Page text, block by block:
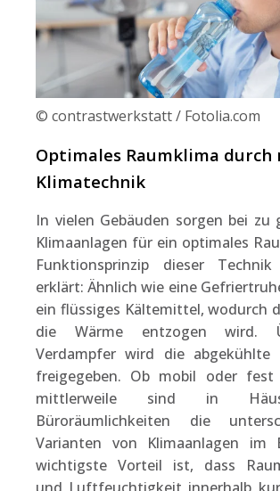
© contrastwerkstatt / Fotolia.com
Optimales Raumklima durch
Klimatechnik
In vielen Gebäuden sorgen bei zu
Klimaanlagen für ein optimales
Funktionsprinzip dieser
erklärt: Ähnlich wie eine
ein flüssiges Kältemittel, wodurch
die Wärme entzogen wird.
Verdampfer wird die
freigegeben. Ob mobil oder
mittlerweile sind in
Büroräumlichkeiten die
Varianten von Klimaanlagen im
wichtigste Vorteil ist, dass
und Luftfeuchtigkeit innerhalb